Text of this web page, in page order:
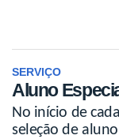
SERVIÇO
Aluno
No início de
seleção de